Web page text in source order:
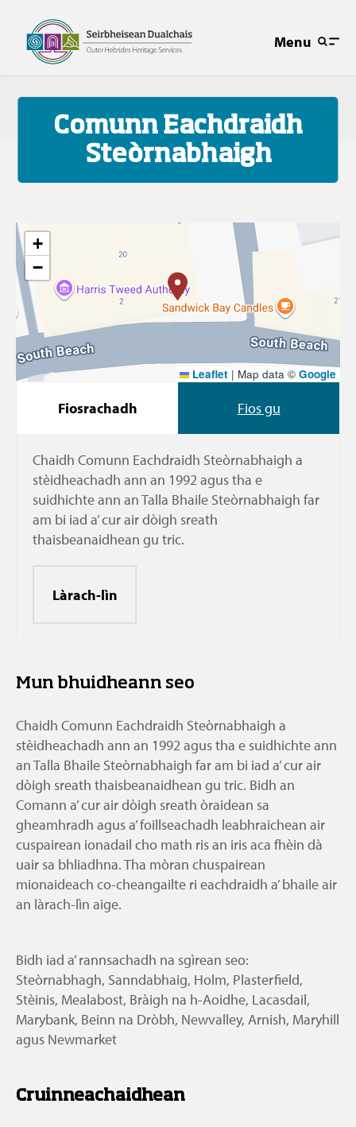
Menu
Comunn Eachdraidh
Steòrnabhaigh
+
−
Leaflet | Map data © Google
Fiosrachadh Fios gu
Chaidh Comunn Eachdraidh Steòrnabhaigh a
stèidheachadh ann an 1992 agus tha e
suidhichte ann an Talla Bhaile Steòrnabhaigh far
am bi iad a’ cur air dòigh sreath
thaisbeanaidhean gu tric.
Làrach-lìn
Mun bhuidheann seo
Chaidh Comunn Eachdraidh Steòrnabhaigh a
stèidheachadh ann an 1992 agus tha e suidhichte ann
an Talla Bhaile Steòrnabhaigh far am bi iad a’ cur air
dòigh sreath thaisbeanaidhean gu tric. Bidh an
Comann a’ cur air dòigh sreath òraidean sa
gheamhradh agus a’ foillseachadh leabhraichean air
cuspairean ionadail cho math ris an iris aca fhèin dà
uair sa bhliadhna. Tha mòran chuspairean
mionaideach co-cheangailte ri eachdraidh a’ bhaile air
an làrach-lìn aige.
Bidh iad a’ rannsachadh na sgìrean seo:
Steòrnabhagh, Sanndabhaig, Holm, Plasterfield,
Stèinis, Mealabost, Bràigh na h-Aoidhe, Lacasdail,
Marybank, Beinn na Dròbh, Newvalley, Arnish, Maryhill
agus Newmarket
Cruinneachaidhean